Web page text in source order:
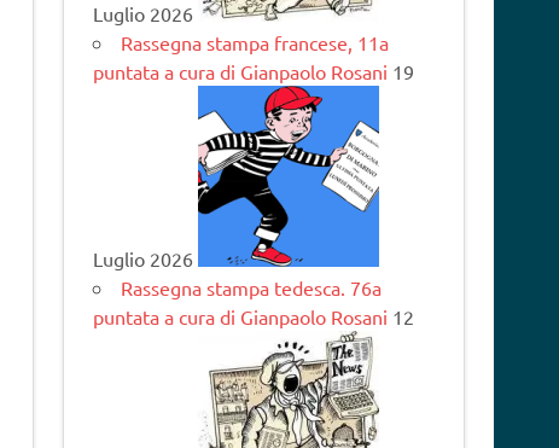
Luglio 2026
Rassegna stampa francese, 11a
puntata a cura di Gianpaolo Rosani 19
Luglio 2026
Rassegna stampa tedesca. 76a
puntata a cura di Gianpaolo Rosani 12